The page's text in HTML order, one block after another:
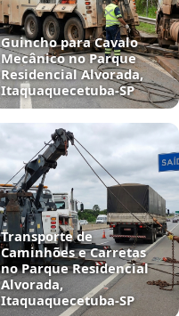
Guincho para Cavalo
Mecânico no Parque
Residencial Alvorada,
Itaquaquecetuba‑SP
Transporte de
Caminhões e Carretas
no Parque Residencial
Alvorada,
Itaquaquecetuba‑SP